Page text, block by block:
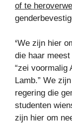
of te
‘We zijn hier
die haar
“zei voormalig
Lamb.” We
regering die
studenten
zijn hier om